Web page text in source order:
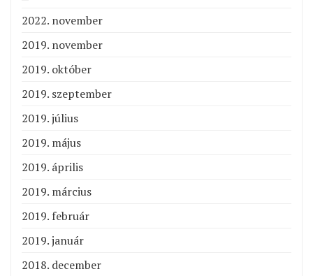
2022. november
2019. november
2019. október
2019. szeptember
2019. július
2019. május
2019. április
2019. március
2019. február
2019. január
2018. december